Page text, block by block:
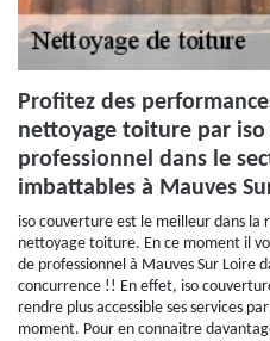
Profitez des
nettoyage toiture par
professionnel dans le
imbattables à Mauves
iso couverture est le meilleur dans la
nettoyage toiture. En ce moment il
de professionnel à Mauves Sur Loire
concurrence !! En effet, iso
rendre plus accessible ses services
moment. Pour en connaitre